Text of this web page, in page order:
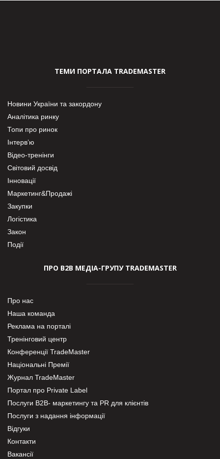
ТЕМИ ПОРТАЛА TRADEMASTER
Новини України та закордону
Аналітика ринку
Топи про ринок
Інтерв’ю
Відео-тренінги
Світовий досвід
Інновації
Маркетинг&Продажі
Закупки
Логістика
Закон
Події
ПРО В2В МЕДІА-ГРУПУ TRADEMASTER
Про нас
Наша команда
Реклама на порталі
Тренінговий центр
Конференції TradeMaster
Національні Премії
Журнал TradeMaster
Портал про Private Label
Послуги В2В- маркетингу та PR для клієнтів
Послуги з надання інформації
Відгуки
Контакти
Вакансії